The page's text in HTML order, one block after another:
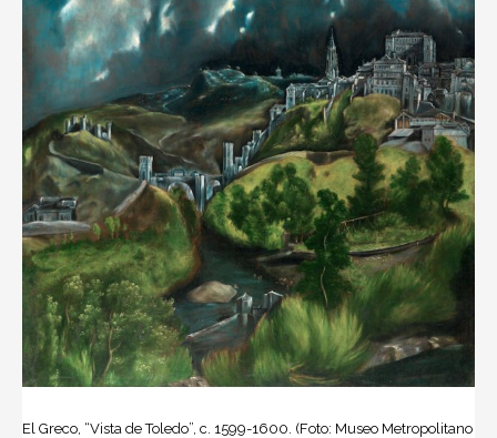
El Greco, “Vista de Toledo”, c. 1599-1600. (Foto: Museo Metropolitano